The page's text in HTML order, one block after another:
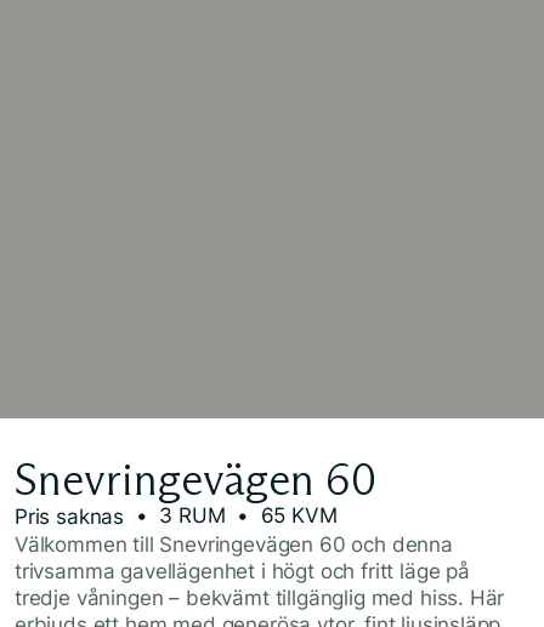
Snevringevägen 60
Pris saknas • 3 RUM • 65 KVM
Välkommen till Snevringevägen 60 och denna
trivsamma gavellägenhet i högt och fritt läge på
tredje våningen – bekvämt tillgänglig med hiss. Här